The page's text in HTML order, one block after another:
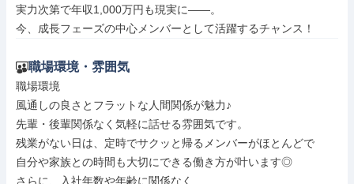
実力次第で年収1,000万円も現実に――。
今、成長フェーズの中心メンバーとして活躍するチャンス！
職場環境・雰囲気
職場環境
風通しの良さとフラットな人間関係が魅力♪
先輩・後輩関係なく気軽に話せる雰囲気です。
残業がない日は、定時でサクッと帰るメンバーがほとんどで
自分や家族との時間も大切にできる働き方が叶います◎
さらに、入社年数や年齢に関係なく